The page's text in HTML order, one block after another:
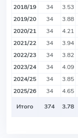
2018/19
34 3.53
2019/20
34 3.88
2020/21
34 4.21
2021/22
34 3.94
2022/23
34 3.82
2023/24
34 4.09
2024/25
34 3.85
2025/26
34 4.65
Итого
374 3.78